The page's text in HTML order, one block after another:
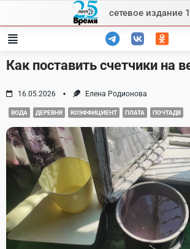
content
сетевое издание
Как поставить счетчики на
16.05.2026 Елена Родионова
ВОДА ДЕРЕВНЯ КОЭФФИЦИЕНТ ПЛАТА ПОЧТАДВ